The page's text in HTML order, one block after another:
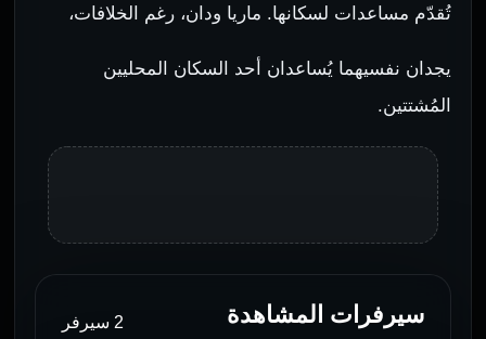
تُقدّم مساعدات لسكانها. ماريا ودان، رغم الخلافات،
يجدان نفسيهما يُساعدان أحد السكان المحليين
المُشتتين.
سيرفرات المشاهدة 2 سيرفر